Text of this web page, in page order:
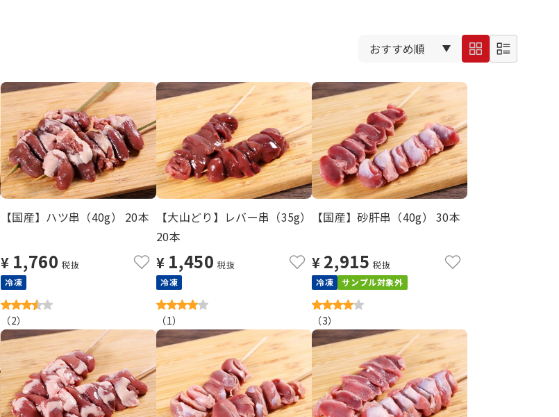
【国産】ハツ串（40g） 20本
¥ 1,760 税抜
冷凍
（2）
【大山どり】レバー串（35g）
20本
¥ 1,450 税抜
冷凍
（1）
【国産】砂肝串（40g） 30本
¥ 2,915 税抜
冷凍
サンプル対象外
（3）